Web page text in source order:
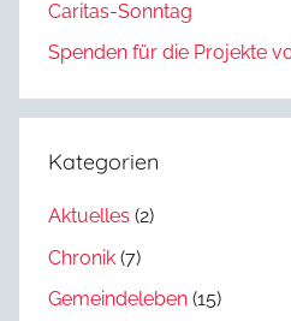
Caritas-Sonntag
Spenden für die Projekte
Kategorien
Aktuelles (2)
Chronik (7)
Gemeindeleben (15)